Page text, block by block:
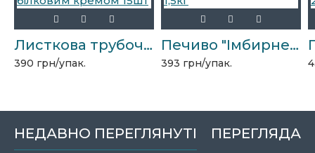
Листкова трубочка з білковим кремом 15шт
390 грн/упак.
Печиво "Імбирне" 1,5кг
393 грн/упак.
НЕДАВНО ПЕРЕГЛЯНУТІ